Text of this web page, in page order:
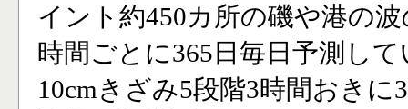
イント約450カ所の磯や港の
時間ごとに365日毎日予測し
10cmきざみ5段階3時間おきに